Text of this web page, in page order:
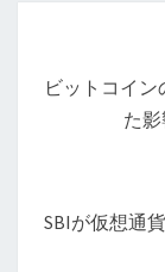
ビットコイン
た
SBIが仮想通